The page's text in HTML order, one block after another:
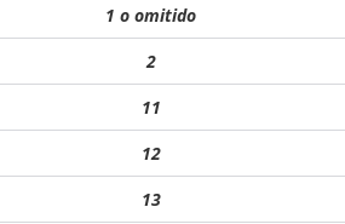
1 o omitido
2
11
12
13